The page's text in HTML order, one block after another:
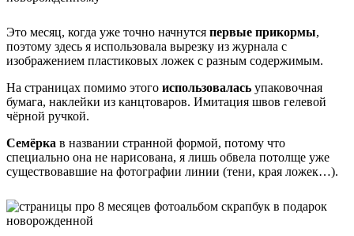
Это месяц, когда уже точно начнутся первые прикормы,
поэтому здесь я использовала вырезку из журнала с
изображением пластиковых ложек с разным содержимым.
На страницах помимо этого использовалась упаковочная
бумага, наклейки из канцтоваров. Имитация швов гелевой
чёрной ручкой.
Семёрка в названии странной формой, потому что
специально она не нарисована, я лишь обвела потолще уже
существовавшие на фотографии линии (тени, края ложек…).